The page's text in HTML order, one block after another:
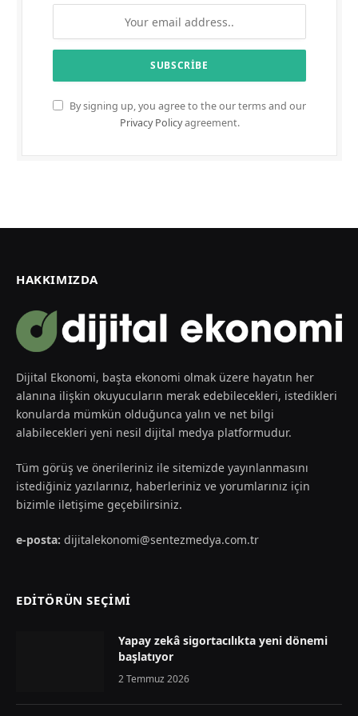
By signing up, you agree to the our terms and our
Privacy Policyagreement.
HAKKIMIZDA
Dijital Ekonomi, başta ekonomi olmak üzere hayatın her
alanına ilişkin okuyucuların merak edebilecekleri, istedikleri
konularda mümkün olduğunca yalın ve net bilgi
alabilecekleri yeni nesil dijital medya platformudur.
Tüm görüş ve önerileriniz ile sitemizde yayınlanmasını
istediğiniz yazılarınız, haberleriniz ve yorumlarınız için
bizimle iletişime geçebilirsiniz.
e-posta: dijitalekonomi@sentezmedya.com.tr
EDİTÖRÜN SEÇİMİ
Yapay zekâ sigortacılıkta yeni dönemi
başlatıyor
2 Temmuz 2026